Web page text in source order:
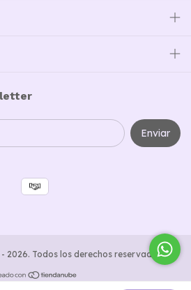
2026. Todos los derechos reservados.